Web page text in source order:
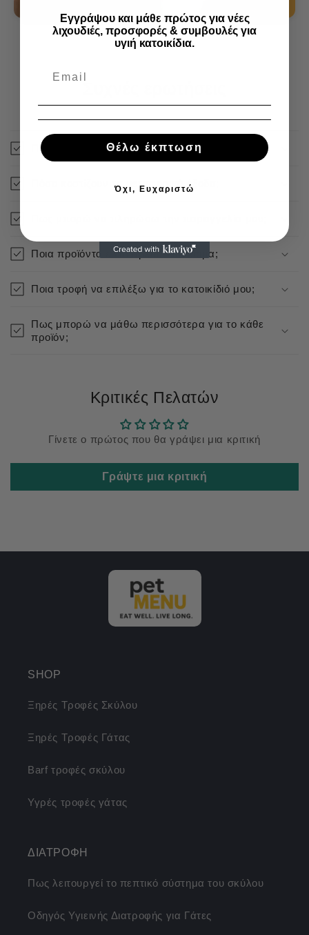
Πόσο γρήγορα αποστέλλεται η παραγγελία μου;
Πόσο κοστίζουν τα μεταφορικά έξοδα;
Ποια προϊόντα είναι άμεσα διαθέσιμα;
Ποια τροφή να επιλέξω για το κατοικίδιό μου;
Πως μπορώ να μάθω περισσότερα για το κάθε
προϊόν;
Κριτικές Πελατών
Γίνετε ο πρώτος που θα γράψει μια κριτική
Γράψτε μια κριτική
SHOP
Ξηρές Τροφές Σκύλου
Ξηρές Τροφές Γάτας
Barf τροφές σκύλου
Υγρές τροφές γάτας
ΔΙΑΤΡΟΦΗ
Πως λειτουργεί το πεπτικό σύστημα του σκύλου
Οδηγός Υγιεινής Διατροφής για Γάτες
Εγγράψου και μάθε πρώτος για νέες
λιχουδιές, προσφορές & συμβουλές για
υγιή κατοικίδια.
Θέλω έκπτωση
Όχι, Ευχαριστώ